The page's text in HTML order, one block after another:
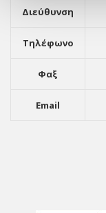
Διεύθυνση
Τηλέφωνο
Φαξ
Email